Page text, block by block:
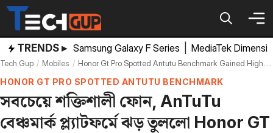
Skip
content
TRENDS ▸ Samsung Galaxy F Series MediaTek
Tech Gup Mobiles Honor Gt Pro Spotted Antutu Benchmark Gained Highest Score With Snapdragon 8 Elite Processor
HONOR GT PRO SPOTTED ANTUTU BENCHMARK
সবচেয়ে শক্তিশালী ফোন, AnTuTu
বেঞ্চমার্ক প্ল্যাটফর্মে ঝড় তুললো Honor GT